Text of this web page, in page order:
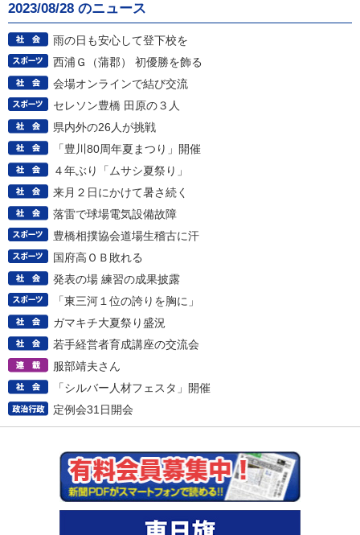
2023/08/28 のニュース
雨の日も安心して登下校を
西浦Ｇ（蒲郡） 初優勝を飾る
会場オンラインで結び交流
セレソン豊橋 田原の３人
県内外の26人が挑戦
「豊川80周年夏まつり」開催
４年ぶり「ムサシ夏祭り」
来月２日にかけて暑さ続く
落雷で球場電気設備故障
豊橋相撲協会道場生稽古に汗
国府高ＯＢ敗れる
発表の場 練習の成果披露
「東三河１位の誇りを胸に」
ガマキチ大夏祭り盛況
若手経営者育成講座の交流会
服部靖夫さん
「シルバー人材フェスタ」開催
定例会31日開会